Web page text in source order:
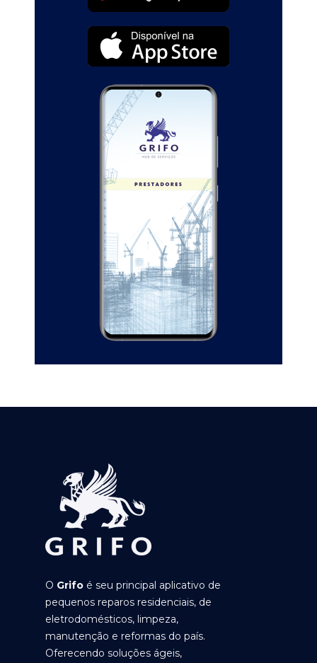
O Grifo é seu principal aplicativo de
pequenos reparos residenciais, de
eletrodomésticos, limpeza,
manutenção e reformas do país.
Oferecendo soluções ágeis,